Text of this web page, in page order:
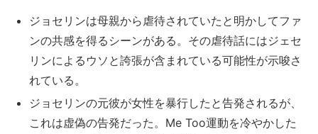
ジョセリンは母親から虐待されていたと明かしてファ
ンの共感を得るシーンがある。その虐待話にはジェセ
リンによるウソと誇張が含まれている可能性が示唆さ
れている。
ジョセリンの元彼が女性を暴行したと告発されるが、
これは虚偽の告発だった。Me Too運動を冷やかした